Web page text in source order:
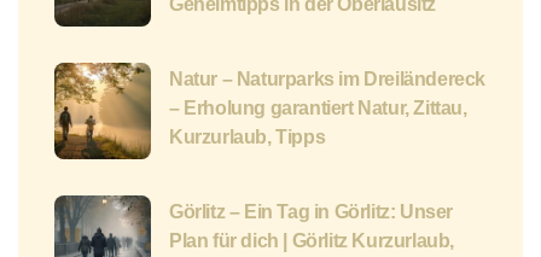
Natur – Naturparks im Dreiländereck
– Erholung garantiert Natur, Zittau,
Kurzurlaub, Tipps
Görlitz – Ein Tag in Görlitz: Unser
Plan für dich | Görlitz Kurzurlaub,